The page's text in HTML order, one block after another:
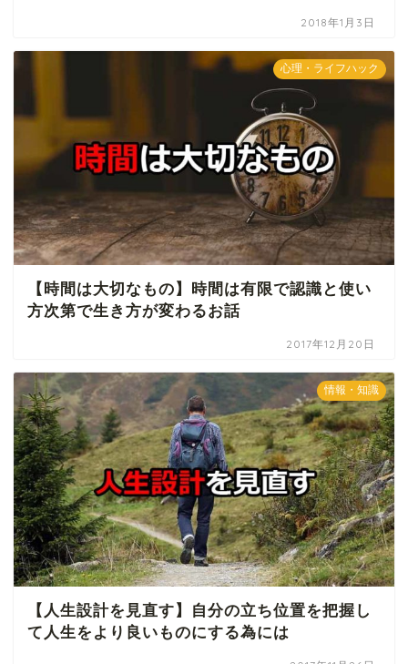
2018年1月3日
心理・ライフハック
【時間は大切なもの】時間は有限で認識と使い
方次第で生き方が変わるお話
2017年12月20日
情報・知識
【人生設計を見直す】自分の立ち位置を把握し
て人生をより良いものにする為には